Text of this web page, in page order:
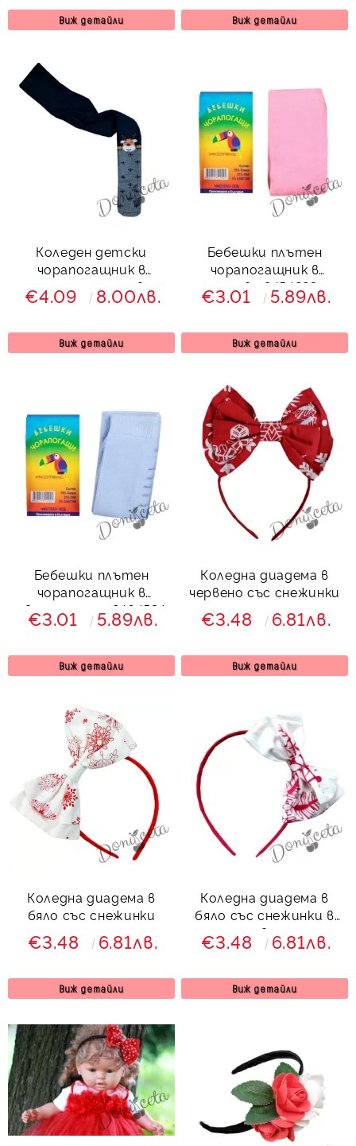
Виж детайли Виж детайли
Коледен детски
чорапогащник в
тъмносиньо и сиво с
елен 688732
€4.09 8.00лв.
Виж детайли
Бебешки плътен
чорапогащник в
розово 8454223
€3.01 5.89лв.
Виж детайли
Бебешки плътен
чорапогащник в
светлосиньо 8464534
€3.01 5.89лв.
Виж детайли
Коледна диадема в
червено със снежинки
€3.48 6.81лв.
Виж детайли
Коледна диадема в
бяло със снежинки
€3.48 6.81лв.
Виж детайли
Коледна диадема в
бяло със снежинки в
червено
€3.48 6.81лв.
Виж детайли